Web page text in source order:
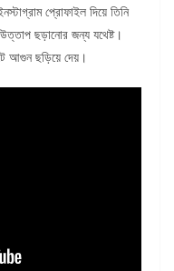
প্রোফাইল দিয়ে তিনি
ছড়ানোর জন্য যথেষ্ট।
আগুন ছড়িয়ে দেয়।